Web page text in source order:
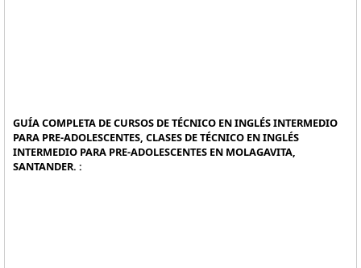
GUÍA COMPLETA DE CURSOS DE TÉCNICO EN INGLÉS INTERMEDIO
PARA PRE-ADOLESCENTES, CLASES DE TÉCNICO EN INGLÉS
INTERMEDIO PARA PRE-ADOLESCENTES EN MOLAGAVITA,
SANTANDER. :